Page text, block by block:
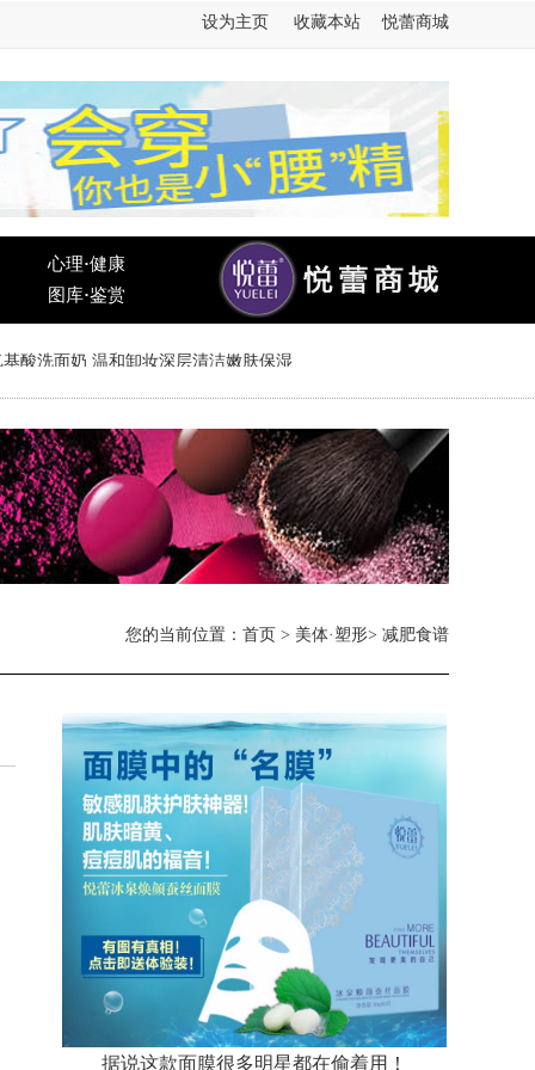
设为主页 收藏本站 悦蕾商城
心理·健康
图库·鉴赏
您的当前位置： 首页 > 美体·塑形> 减肥食谱